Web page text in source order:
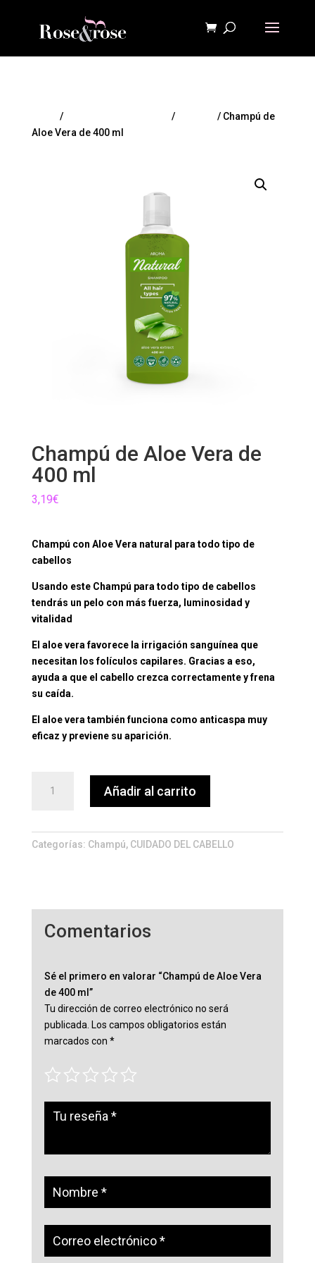
/ /
/ Champú de
Aloe Vera de 400 ml
Champú de Aloe Vera de
400 ml
3,19€
Champú con Aloe Vera natural para todo tipo de
cabellos
Usando este Champú para todo tipo de cabellos
tendrás un pelo con más fuerza, luminosidad y
vitalidad
El aloe vera favorece la irrigación sanguínea que
necesitan los folículos capilares. Gracias a eso,
ayuda a que el cabello crezca correctamente y frena
su caída.
El aloe vera también funciona como anticaspa muy
eficaz y previene su aparición.
de
Añadir al carrito
Categorías: Champú, CUIDADO DEL CABELLO
Comentarios
Sé el primero en valorar “Champú de Aloe Vera
de 400 ml”
Tu dirección de correo electrónico no será
publicada. Los campos obligatorios están
marcados con *